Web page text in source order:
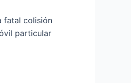
fatal colisión
particular